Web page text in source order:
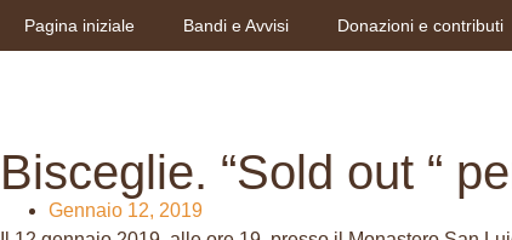
Pagina iniziale Bandi e Avvisi Donazioni e contributi
Bisceglie. “Sold out “
Gennaio 12, 2019